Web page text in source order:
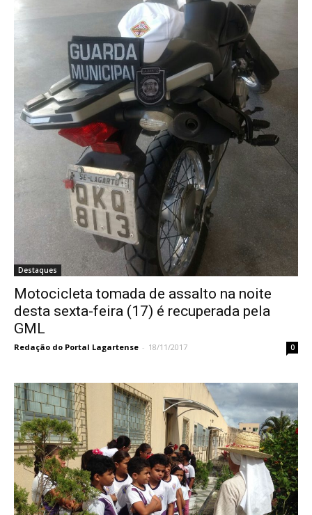
Destaques
Motocicleta tomada de assalto na noite
desta sexta-feira (17) é recuperada pela
GML
Redação do Portal Lagartense - 18/11/2017 0